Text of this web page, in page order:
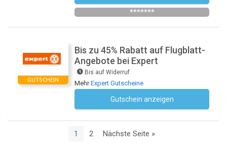
*******
GUTSCHEIN
Bis zu 45% Rabatt auf Flugblatt-
Angebote bei Expert
Bis auf Widerruf
MehrExpert Gutscheine
Gutschein anzeigen
1 2 Nächste Seite »